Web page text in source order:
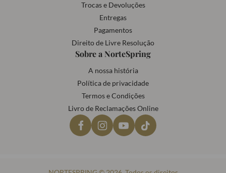
Trocas e Devoluções
Entregas
Pagamentos
Direito de Livre Resolução
Sobre a NorteSpring
A nossa história
Política de privacidade
Termos e Condições
Livro de Reclamações Online